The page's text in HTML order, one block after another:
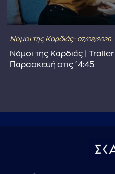
Νόμοι της Καρδιάς- 07/08/2026
Νόμοι της Καρδιάς |
Παρασκευή στις 14:45